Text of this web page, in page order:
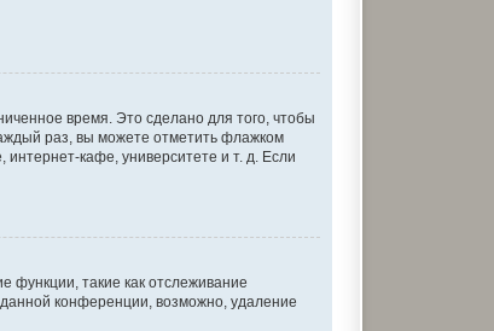
время. Это сделано для того, чтобы
раз, вы можете отметить флажком
кафе, университете и т. д. Если
функции, такие как отслеживание
конференции, возможно, удаление